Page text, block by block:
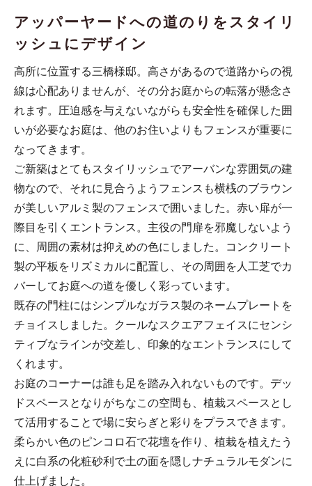
アッパーヤードへの道のりをスタイリ
ッシュにデザイン
高所に位置する三橋様邸。高さがあるので道路からの視
線は心配ありませんが、その分お庭からの転落が懸念さ
れます。圧迫感を与えないながらも安全性を確保した囲
いが必要なお庭は、他のお住いよりもフェンスが重要に
なってきます。
ご新築はとてもスタイリッシュでアーバンな雰囲気の建
物なので、それに見合うようフェンスも横桟のブラウン
が美しいアルミ製のフェンスで囲いました。赤い扉が一
際目を引くエントランス。主役の門扉を邪魔しないよう
に、周囲の素材は抑えめの色にしました。コンクリート
製の平板をリズミカルに配置し、その周囲を人工芝でカ
バーしてお庭への道を優しく彩っています。
既存の門柱にはシンプルなガラス製のネームプレートを
チョイスしました。クールなスクエアフェイスにセンシ
ティブなラインが交差し、印象的なエントランスにして
くれます。
お庭のコーナーは誰も足を踏み入れないものです。デッ
ドスペースとなりがちなこの空間も、植栽スペースとし
て活用することで場に安らぎと彩りをプラスできます。
柔らかい色のピンコロ石で花壇を作り、植栽を植えたう
えに白系の化粧砂利で土の面を隠しナチュラルモダンに
仕上げました。